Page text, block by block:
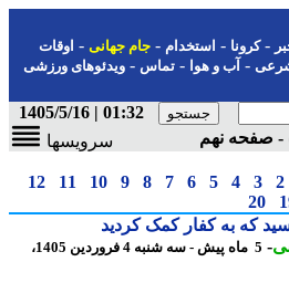
کرونا-استخدام- جام جهانی-اوقات
-آب و هوا-تماس-ویدئوهای ورزشی
01:32 | 1405/5/16
نهم
سرویسها
3
4
5
6
7
8
9
10
11
12
به کفار کمک کردید
5 ماه پیش - سه شنبه 4 فروردین 1405،